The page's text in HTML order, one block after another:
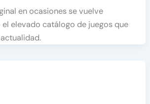
en ocasiones se vuelve
elevado catálogo de juegos que